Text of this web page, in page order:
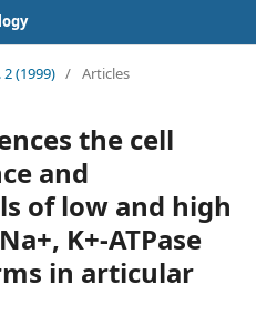
(1999) / Articles
the cell
and
of low and high
K+-ATPase
in articular